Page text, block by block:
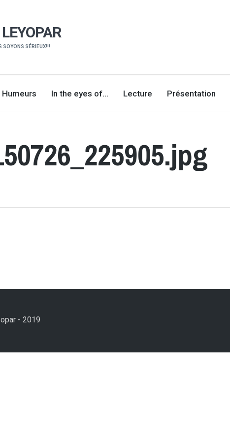
SOYONS SÉRIEUX!!!
Humeurs In the eyes of… Lecture Présentation
- 2019